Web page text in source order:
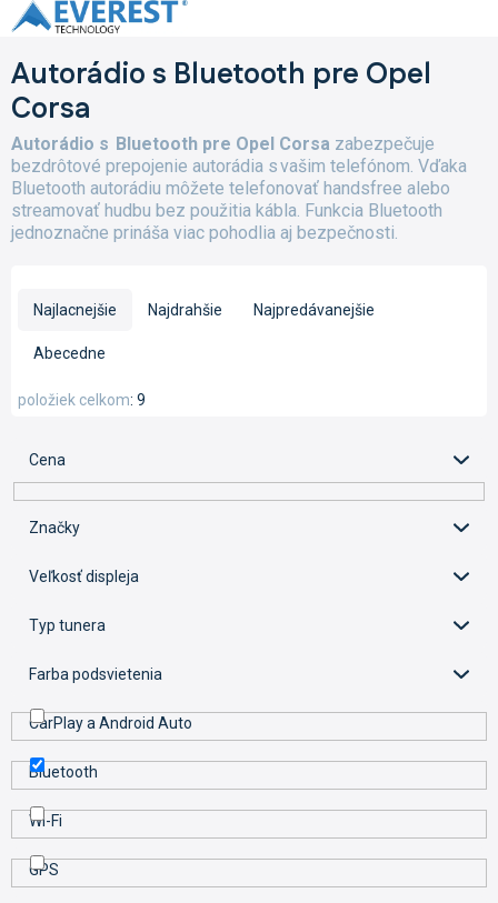
Prejsť
na
Autorádio s Bluetooth pre Opel
Corsa
Autorádio s Bluetooth pre Opel Corsa zabezpečuje
bezdrôtové prepojenie autorádia s vašim telefónom. Vďaka
Bluetooth autorádiu môžete telefonovať handsfree alebo
streamovať hudbu bez použitia kábla. Funkcia Bluetooth
jednoznačne prináša viac pohodlia aj bezpečnosti.
i
p
r
o
d
o
Najlacnejšie Najdrahšie Najpredávanejšie
Abecedne
9
položiek celkom
Cena
Značky
Veľkosť displeja
Typ tunera
Farba podsvietenia
CarPlay a Android Auto
Bluetooth
Wi-Fi
GPS